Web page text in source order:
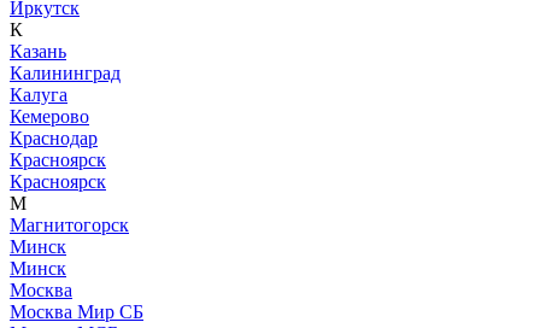
Иркутск
К
Казань
Калининград
Калуга
Кемерово
Краснодар
Красноярск
Красноярск
М
Магнитогорск
Минск
Минск
Москва
Москва Мир СБ